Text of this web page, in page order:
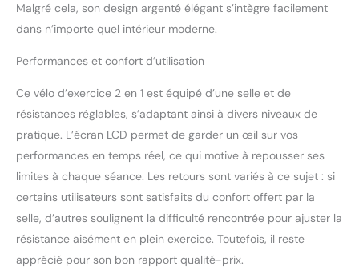
entraînement, telles que
le pouls, le temps, la
calories. Vous pouvez
d'entraînement plus
clairement et plus
unique et robuste : Le
cross trainer 2 en 1 et le
vélo d'exercice utilisent
une roue d'inertie robuste
qui augmente la
résistance générale,
fonctionne comme une
machine cardio pour tout
Malgré cela, son design argenté élégant s’intègre facilement
dans n’importe quel intérieur moderne.
Performances et confort d’utilisation
Ce vélo d’exercice 2 en 1 est équipé d’une selle et de
résistances réglables, s’adaptant ainsi à divers niveaux de
pratique. L’écran LCD permet de garder un œil sur vos
performances en temps réel, ce qui motive à repousser ses
limites à chaque séance. Les retours sont variés à ce sujet : si
certains utilisateurs sont satisfaits du confort offert par la
selle, d’autres soulignent la difficulté rencontrée pour ajuster la
résistance aisément en plein exercice. Toutefois, il reste
apprécié pour son bon rapport qualité-prix.